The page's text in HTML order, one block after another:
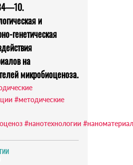
и
генетическая
на
микробиоценоза.
#методические
#нанотехнологии